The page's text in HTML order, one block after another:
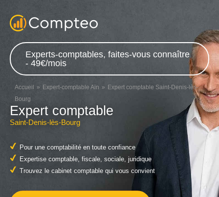
Experts-comptables, faites-vous connaître
- 49€/mois
Accueil Expert-comptable Ain
Expert comptable Saint-Denis-lès-
Bourg
Expert comptable
Saint-Denis-lès-Bourg
Pour une comptabilité en toute confiance
Expertise comptable, fiscale, sociale, juridique
Trouvez le cabinet comptable qui vous convient